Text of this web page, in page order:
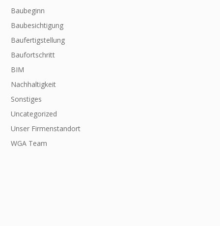
Baubeginn
Baubesichtigung
Baufertigstellung
Baufortschritt
BIM
Nachhaltigkeit
Sonstiges
Uncategorized
Unser Firmenstandort
WGA Team